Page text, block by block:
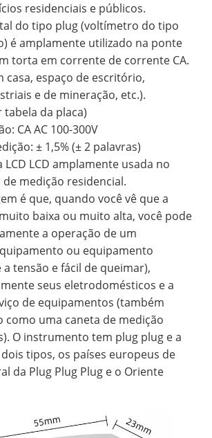
residenciais e públicos.
do tipo plug (voltímetro do tipo
é amplamente utilizado na ponte
torta em corrente de corrente CA.
casa, espaço de escritório,
e de mineração, etc.).
tabela da placa)
CA AC 100-300V
± 1,5% (± 2 palavras)
LCD LCD amplamente usada no
medição residencial.
é que, quando você vê que a
baixa ou muito alta, você pode
a operação de um
ou equipamento
tensão e fácil de queimar),
seus eletrodomésticos e a
de equipamentos (também
como uma caneta de medição
O instrumento tem plug plug e a
tipos, os países europeus de
da Plug Plug Plug e o Oriente